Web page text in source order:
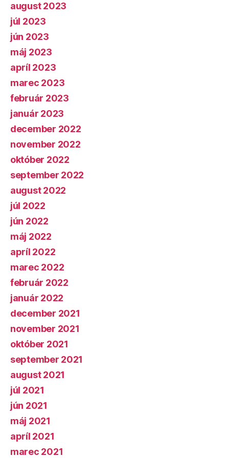
august 2023
júl 2023
jún 2023
máj 2023
apríl 2023
marec 2023
február 2023
január 2023
december 2022
november 2022
október 2022
september 2022
august 2022
júl 2022
jún 2022
máj 2022
apríl 2022
marec 2022
február 2022
január 2022
december 2021
november 2021
október 2021
september 2021
august 2021
júl 2021
jún 2021
máj 2021
apríl 2021
marec 2021